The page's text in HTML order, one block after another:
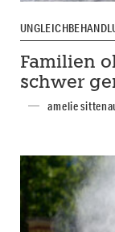
Familien
schwer
amelie